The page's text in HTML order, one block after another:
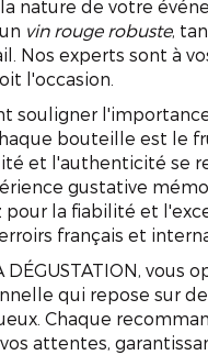
nature de votre
vin rouge robuste,
Nos experts sont à
l'occasion.
souligner
bouteille est le
et l'authenticité se
gustative
pour la fiabilité et
français et
DÉGUSTATION, vous
qui repose sur
Chaque
attentes,